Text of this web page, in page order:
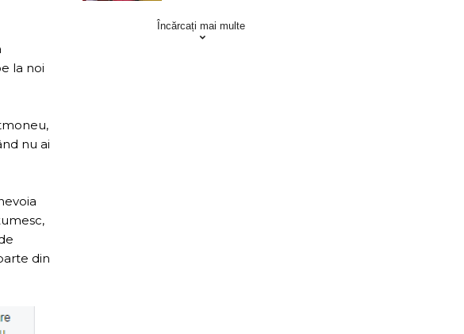
la noi
nu ai
din
Încărcați mai multe